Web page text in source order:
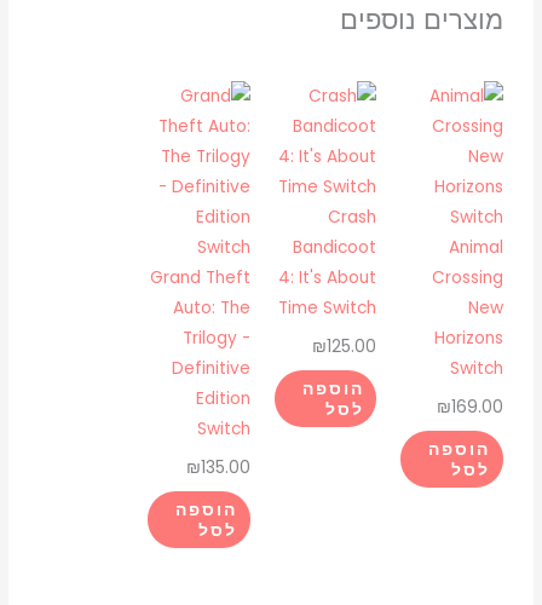
Ganryu
Hakuma
Kojiro
Switch
מוצרים נוספים
Animal
Crossing
New
Horizons
Switch
₪169.00
הוספה
לסל
Crash
Bandicoot
4: It's About
Time Switch
₪125.00
הוספה
לסל
Grand Theft
Auto: The
Trilogy -
Definitive
Edition
Switch
₪135.00
הוספה
לסל